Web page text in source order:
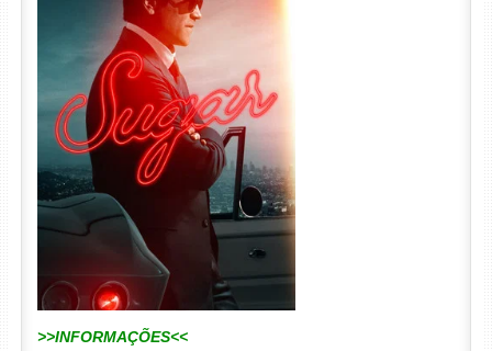
>>INFORMAÇÕES<<